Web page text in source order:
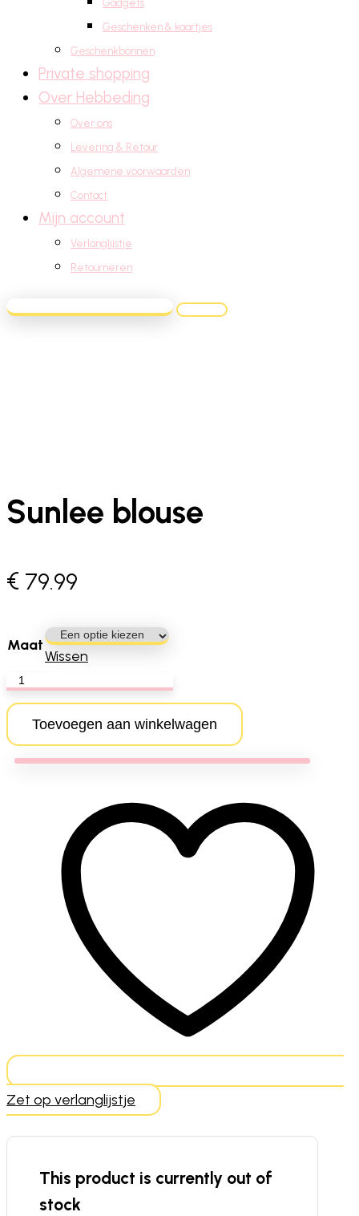
Gadgets
Geschenken & kaartjes
Geschenkbonnen
Private shopping
Over Hebbeding
Over ons
Levering & Retour
Algemene voorwaarden
Contact
Mijn account
Verlanglijstje
Retourneren
Sunlee blouse
€ 79.99
Maat
Wissen
Sunlee
blouse
aantalToevoegen aan winkelwagen
Zet op verlanglijstje
This product is currently out of
stock